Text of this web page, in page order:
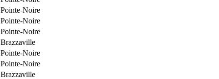
Pointe-Noire
Pointe-Noire
Pointe-Noire
Brazzaville
Pointe-Noire
Pointe-Noire
Brazzaville